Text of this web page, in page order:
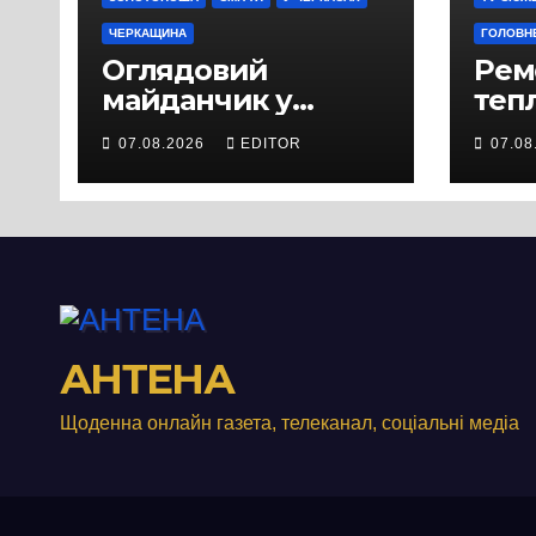
ЧЕРКАЩИНА
Оглядовий
майданчик у
Панському біля
Черкас
перетворився на
07.08.2026 EDITOR
АНТЕНА
Щоденна онлайн газета, телеканал, соціальні медіа